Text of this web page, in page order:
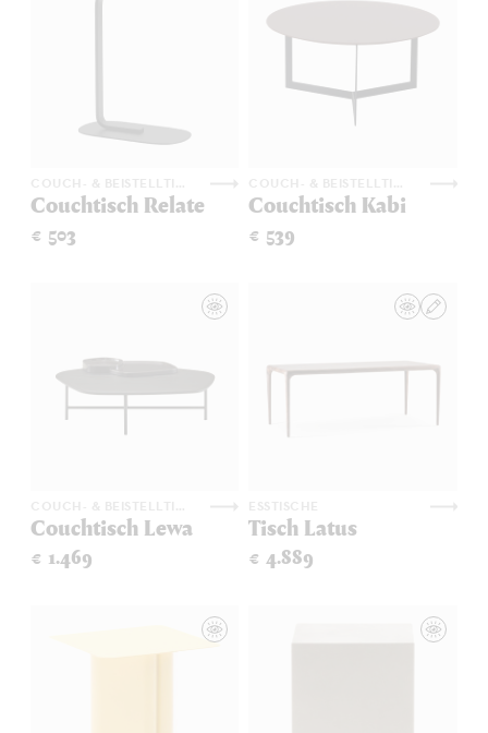
Couchtisch Relate
€ 503
Couchtisch Kabi
€ 539
Couchtisch Lewa
€ 1.469
Tisch Latus
€ 4.889